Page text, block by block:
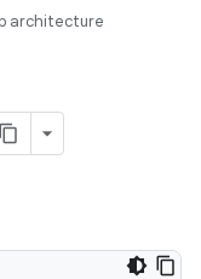
architecture